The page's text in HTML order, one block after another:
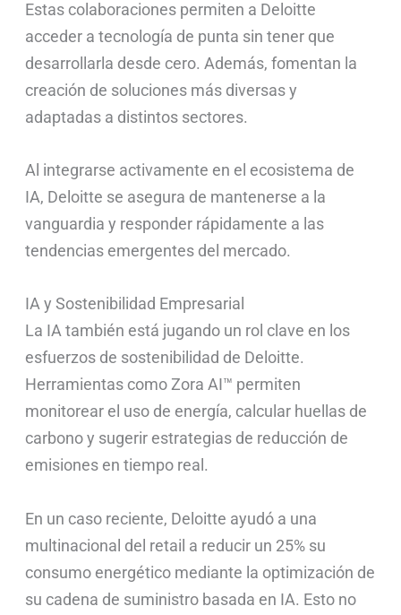
Estas colaboraciones permiten a Deloitte
acceder a tecnología de punta sin tener que
desarrollarla desde cero. Además, fomentan la
creación de soluciones más diversas y
adaptadas a distintos sectores.
Al integrarse activamente en el ecosistema de
IA, Deloitte se asegura de mantenerse a la
vanguardia y responder rápidamente a las
tendencias emergentes del mercado.
IA y Sostenibilidad Empresarial
La IA también está jugando un rol clave en los
esfuerzos de sostenibilidad de Deloitte.
Herramientas como Zora AI™ permiten
monitorear el uso de energía, calcular huellas de
carbono y sugerir estrategias de reducción de
emisiones en tiempo real.
En un caso reciente, Deloitte ayudó a una
multinacional del retail a reducir un 25% su
consumo energético mediante la optimización de
su cadena de suministro basada en IA. Esto no